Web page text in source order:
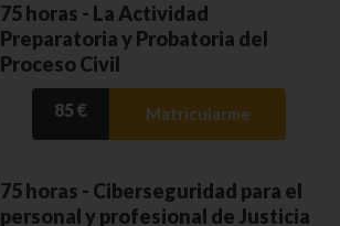
75 horas - La Actividad
Preparatoria y Probatoria del
Proceso Civil
85 € Matricularme
75 horas - Ciberseguridad para el
personal y profesional de Justicia